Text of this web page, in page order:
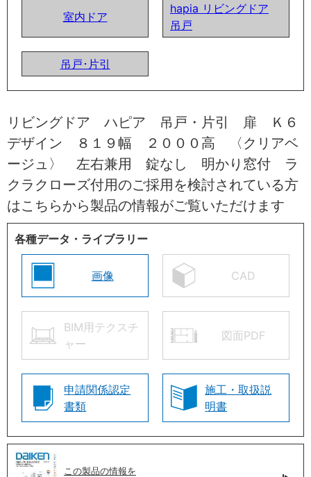
室内ドア
hapia リビングドア
吊戸
吊戸･片引
リビングドア ハピア 吊戸・片引 扉 Ｋ６
デザイン ８１９幅 ２０００高 〈クリアベ
ージュ〉 左右兼用 錠なし 明かり窓付 ラ
クラクローズ付用のご採用を検討されている方
はこちらから製品の情報がご覧いただけます
各種データ・ライブラリー
画像 CAD
BIM用テクスチ
ャー
図面PDF
申請関係認定
書類
施工・取扱説
明書
この製品の情報を